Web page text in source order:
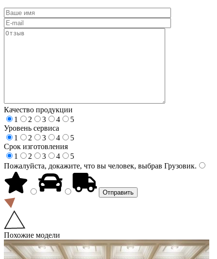
Качество продукции
1
2 3 4
5
Уровень сервиса
1
2 3 4
5
Срок изготовления
1
2 3 4
5
Пожалуйста, докажите, что вы человек, выбрав Грузовик.
Похожие модели